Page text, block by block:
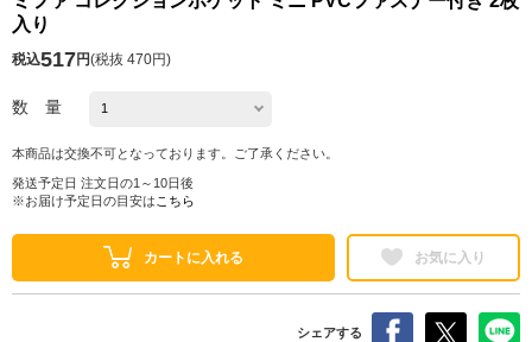
入り
税込517円(税抜 470円)
数 量
本商品は交換不可となっております。ご了承ください。
発送予定日 注文日の1～10日後
※お届け予定日の目安は こちら
カートに入れる お気に入り
シェアする